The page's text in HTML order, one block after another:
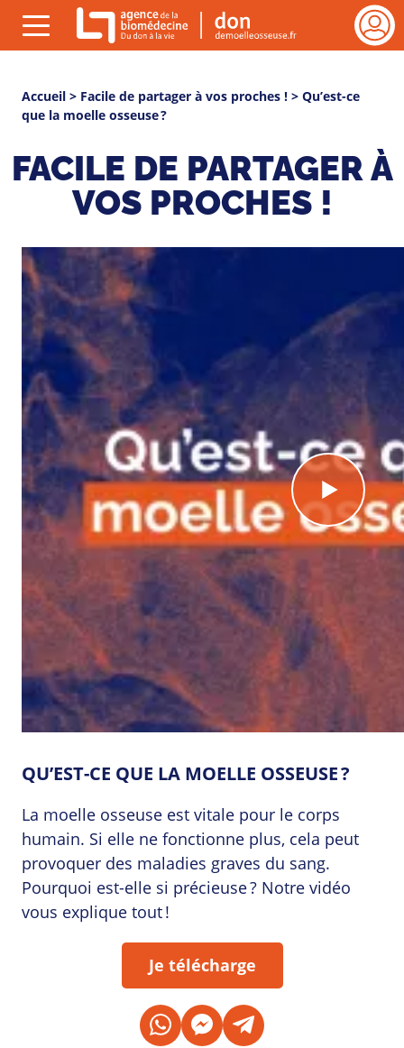
VIE
You
are
Accueil > Facile de partager à vos proches ! > Qu’est-ce
que la moelle osseuse ?
FACILE DE PARTAGER À
VOS PROCHES !
QU’EST-CE QUE LA MOELLE OSSEUSE ?
La moelle osseuse est vitale pour le corps
humain. Si elle ne fonctionne plus, cela peut
provoquer des maladies graves du sang.
Pourquoi est-elle si précieuse ? Notre vidéo
vous explique tout !
Je télécharge
Gestion des cookies